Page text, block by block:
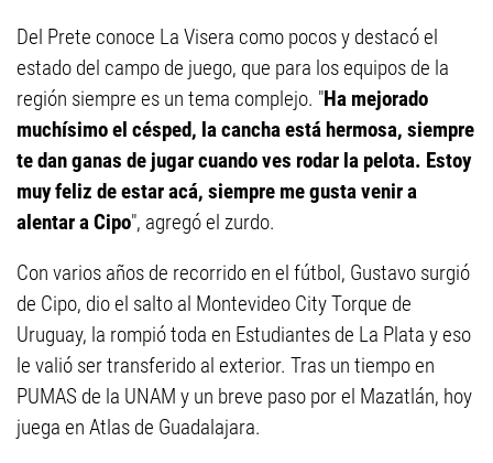
Del Prete conoce La Visera como pocos y destacó el
estado del campo de juego, que para los equipos de la
región siempre es un tema complejo. "Ha mejorado
muchísimo el césped, la cancha está hermosa, siempre
te dan ganas de jugar cuando ves rodar la pelota. Estoy
muy feliz de estar acá, siempre me gusta venir a
alentar a Cipo", agregó el zurdo.
Con varios años de recorrido en el fútbol, Gustavo surgió
de Cipo, dio el salto al Montevideo City Torque de
Uruguay, la rompió toda en Estudiantes de La Plata y eso
le valió ser transferido al exterior. Tras un tiempo en
PUMAS de la UNAM y un breve paso por el Mazatlán, hoy
juega en Atlas de Guadalajara.